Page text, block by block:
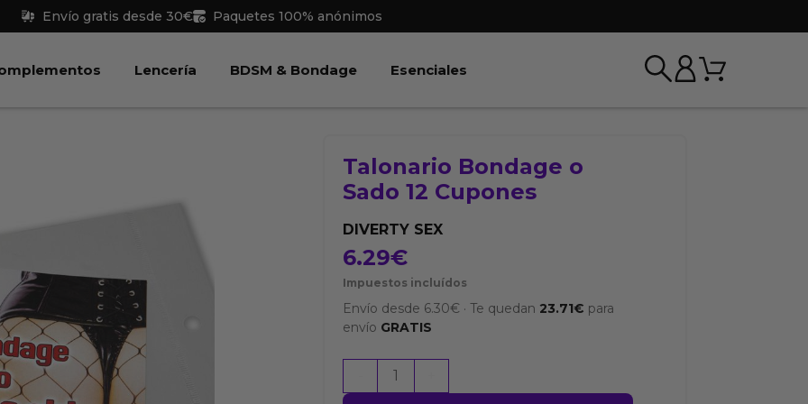
Envío gratis desde 30€ Paquetes 100% anónimos
Juguetes Abrir Complementos
Lencería Abrir Lencería
BDSM & Bondage Abrir BDSM & Bondage
Esenciales Carrito
Talonario Bondage o
Sado 12 Cupones
DIVERTY SEX
6.29€
Impuestos incluídos
Envío desde 6.30€ ·Te quedan 23.71€ para
envío GRATIS
Talonario
Bondage